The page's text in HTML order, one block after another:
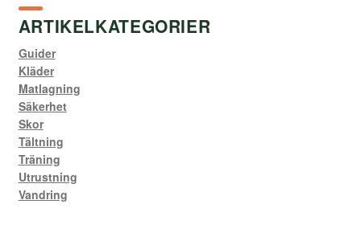
ARTIKELKATEGORIER
Guider
Kläder
Matlagning
Säkerhet
Skor
Tältning
Träning
Utrustning
Vandring